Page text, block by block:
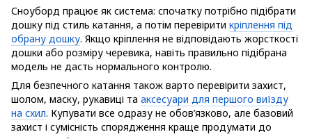
Сноуборд працює як система: спочатку потрібно підібрати
дошку під стиль катання, а потім перевірити кріплення під
обрану дошку. Якщо кріплення не відповідають жорсткості
дошки або розміру черевика, навіть правильно підібрана
модель не дасть нормального контролю.
Для безпечного катання також варто перевірити захист,
шолом, маску, рукавиці та аксесуари для першого виїзду
на схил. Купувати все одразу не обов’язково, але базовий
захист і сумісність спорядження краще продумати до